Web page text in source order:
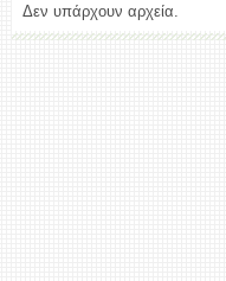
Δεν υπάρχουν αρχεία.